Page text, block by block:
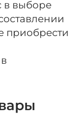
в выборе
приобрести